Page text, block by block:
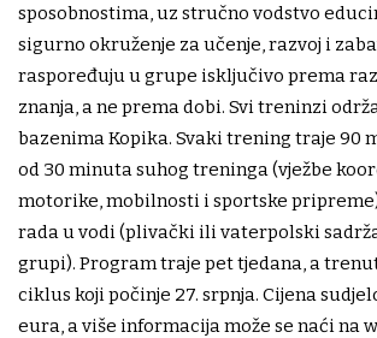
sposobnostima, uz stručno vodstvo
sigurno okruženje za učenje, razvoj i
raspoređuju u grupe isključivo prema
znanja, a ne prema dobi. Svi treninzi
bazenima Kopika. Svaki trening traje 90
od 30 minuta suhog treninga (vježbe
motorike, mobilnosti i sportske
rada u vodi (plivački ili vaterpolski
grupi). Program traje pet tjedana, a
ciklus koji počinje 27. srpnja. Cijena
eura, a više informacija može se naći na